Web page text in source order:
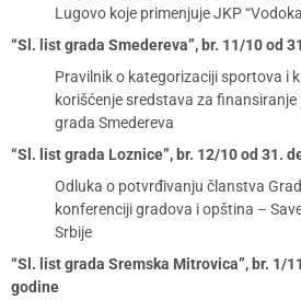
Lugovo koje primenjuje JKP
“Sl. list grada Smedereva”, br. 11/10 od
Pravilnik o kategorizaciji sportova i
korišćenje sredstava za
grada Smedereva
“Sl. list grada Loznice”, br. 12/10 od 31.
Odluka o potvrđivanju članstva
konferenciji gradova i opština –
Srbije
“Sl. list grada Sremska Mitrovica”, br. 1/
godine